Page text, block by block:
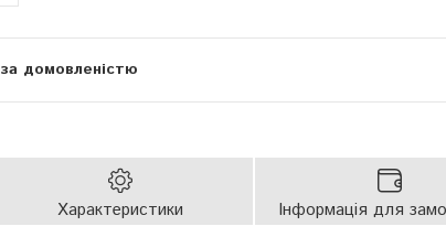
за домовленістю
Характеристики Інформація для